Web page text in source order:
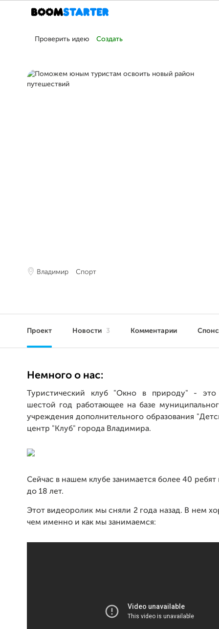
Проверить идею Создать
Владимир Спорт
Проект Новости 3 Комментарии
Немного о нас:
Туристический клуб "Окно в природу" - это
шестой год работающее на базе
учреждения дополнительного образования
центр "Клуб" города Владимира.
Сейчас в нашем клубе занимается более 40 ребят
до 18 лет.
Этот видеоролик мы сняли 2 года назад. В нем
чем именно и как мы занимаемся: